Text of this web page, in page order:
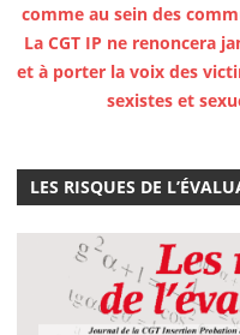
comme au sein des
La CGT IP ne renoncera
et à porter la voix des
sexistes et
LES RISQUES DE